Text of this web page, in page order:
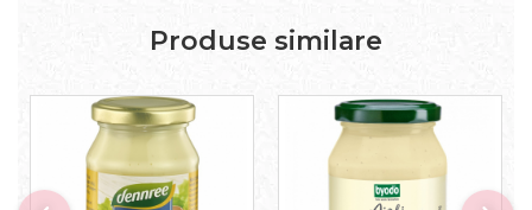
Produse similare